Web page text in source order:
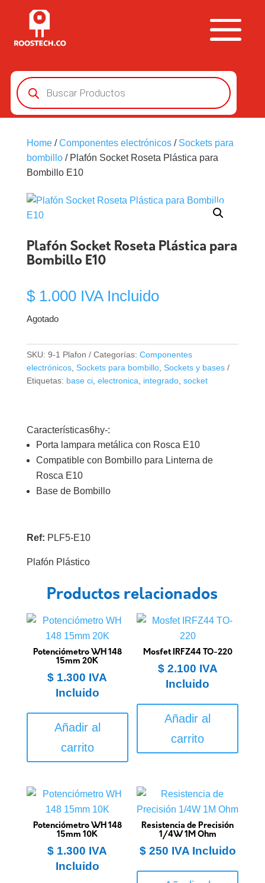
Búsqueda
de
productos
Home/Componentes electrónicos/ Sockets para
bombillo/ Plafón Socket Roseta Plástica para
Bombillo E10
Plafón Socket Roseta Plástica para
Bombillo E10
$1.000 IVA Incluido
Agotado
SKU: 9-1 Plafon Categorías: Componentes
electrónicos, Sockets para bombillo, Sockets y bases
Etiquetas: base ci, electronica integrado, socket
Características6hy-:
Porta lampara metálica con Rosca E10
Compatible con Bombillo para Linterna de
Rosca E10
Base de Bombillo
Ref: PLF5-E10
Plafón Plástico
Productos relacionados
Potenciómetro WH 148
15mm 20K
$ 1.300 IVA
Incluido
Añadir al
carrito
Mosfet IRFZ44 TO-220
$2.100 IVA
Incluido
Añadir al
carrito
Potenciómetro WH 148
15mm 10K
$ 1.300 IVA
Incluido
Resistencia de Precisión
1/4W 1M Ohm
$250 IVA Incluido